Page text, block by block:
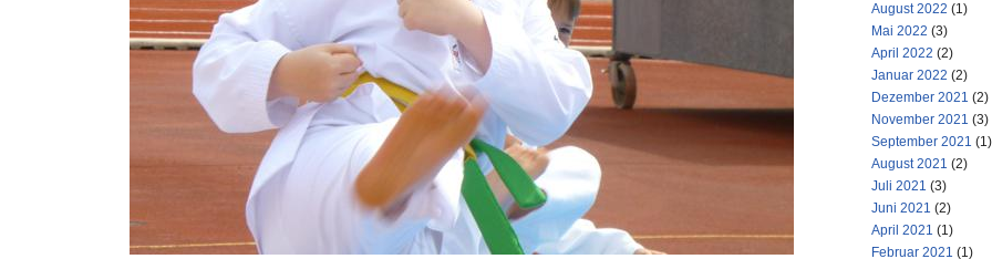
August 2022 (1)
Mai 2022 (3)
April 2022 (2)
Januar 2022 (2)
Dezember 2021 (2)
November 2021 (3)
September 2021 (1)
August 2021 (2)
Juli 2021 (3)
Juni 2021 (2)
April 2021 (1)
Februar 2021 (1)